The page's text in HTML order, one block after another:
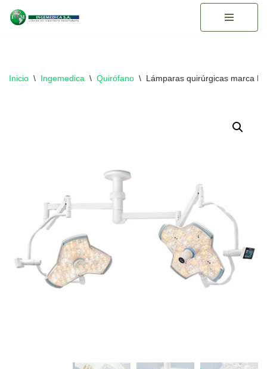
Inicio \ Ingemedica \ Quirófano \ Lámparas quirúrgicas marca